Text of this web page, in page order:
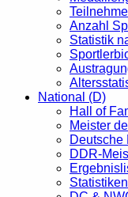
Anzahl
Statistik
National (D)
Hall of
Meister
Deutsche
DDR-
Statistiken